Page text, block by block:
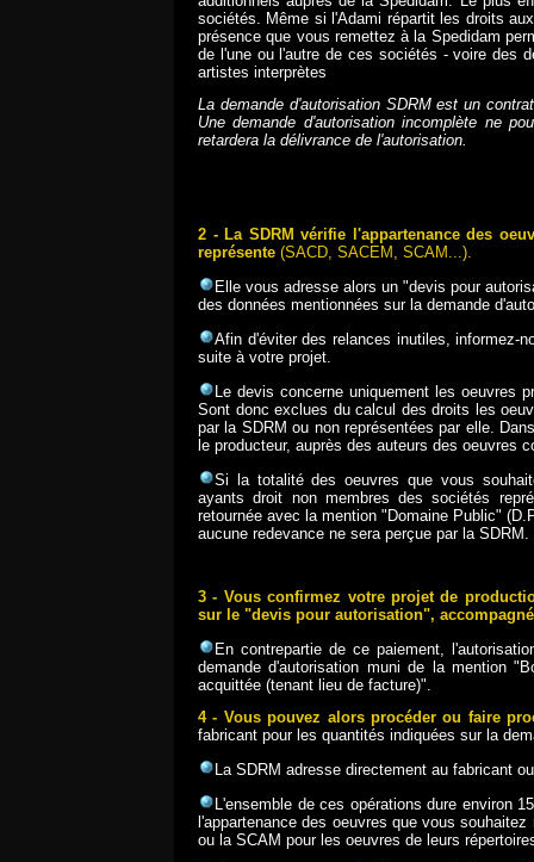
sociétés. Même si l'Adami répartit les droits
présence que vous remettez à la Spedidam
de l'une ou l'autre de ces sociétés - voire des
artistes interprètes
La demande d'autorisation SDRM est un
Une demande d'autorisation incomplète ne
retardera la délivrance de l'autorisation.
2 - La SDRM vérifie l'appartenance des
représente (SACD, SACEM, SCAM...).
Elle vous adresse alors un "devis pour
des données mentionnées sur la demande
Afin d'éviter des relances inutiles, informez-
suite à votre projet.
Le devis concerne uniquement les oeuvres
Sont donc exclues du calcul des droits les
par la SDRM ou non représentées par elle.
le producteur, auprès des auteurs des oeuvres
Si la totalité des oeuvres que vous
ayants droit non membres des sociétés
retournée avec la mention "Domaine Public"
aucune redevance ne sera perçue par la SDRM.
3 - Vous confirmez votre projet de
sur le "devis pour autorisation",
En contrepartie de ce paiement,
demande d'autorisation muni de la mention
acquittée (tenant lieu de facture)".
4 - Vous pouvez alors procéder ou faire
fabricant pour les quantités indiquées sur la
La SDRM adresse directement au fabricant
L'ensemble de ces opérations dure environ
l'appartenance des oeuvres que vous
ou la SCAM pour les oeuvres de leurs